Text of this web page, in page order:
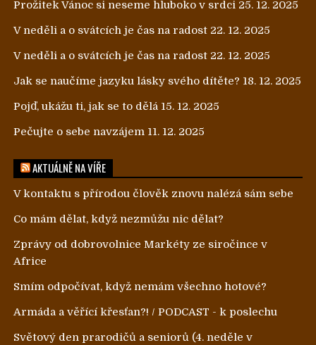
Prožitek Vánoc si neseme hluboko v srdci 25. 12. 2025
V neděli a o svátcích je čas na radost 22. 12. 2025
V neděli a o svátcích je čas na radost 22. 12. 2025
Jak se naučíme jazyku lásky svého dítěte? 18. 12. 2025
Pojď, ukážu ti, jak se to dělá 15. 12. 2025
Pečujte o sebe navzájem 11. 12. 2025
AKTUÁLNĚ NA VÍŘE
V kontaktu s přírodou člověk znovu nalézá sám sebe
Co mám dělat, když nezmůžu nic dělat?
Zprávy od dobrovolnice Markéty ze siročince v
Africe
Smím odpočívat, když nemám všechno hotové?
Armáda a věřící křesťan?! / PODCAST - k poslechu
Světový den prarodičů a seniorů (4. neděle v